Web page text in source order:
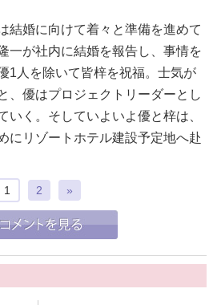
結婚に向けて着々と準備を進めて
一が社内に結婚を報告し、事情を
1人を除いて皆梓を祝福。士気が
、優はプロジェクトリーダーとし
いく。そしていよいよ優と梓は、
にリゾートホテル建設予定地へ赴
1 2 »